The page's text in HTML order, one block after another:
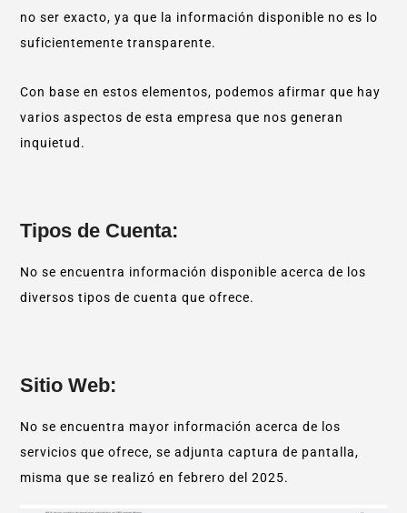
no ser exacto, ya que la información disponible no es lo
suficientemente transparente.
Con base en estos elementos, podemos afirmar que hay
varios aspectos de esta empresa que nos generan
inquietud.
Tipos de Cuenta:
No se encuentra información disponible acerca de los
diversos tipos de cuenta que ofrece.
Sitio Web:
No se encuentra mayor información acerca de los
servicios que ofrece, se adjunta captura de pantalla,
misma que se realizó en febrero del 2025.